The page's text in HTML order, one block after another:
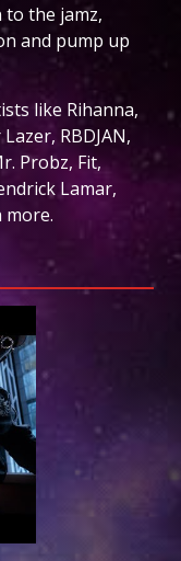
to the jamz,
and pump up
like Rihanna,
RBDJAN,
Probz, Fit,
Lamar,
more.